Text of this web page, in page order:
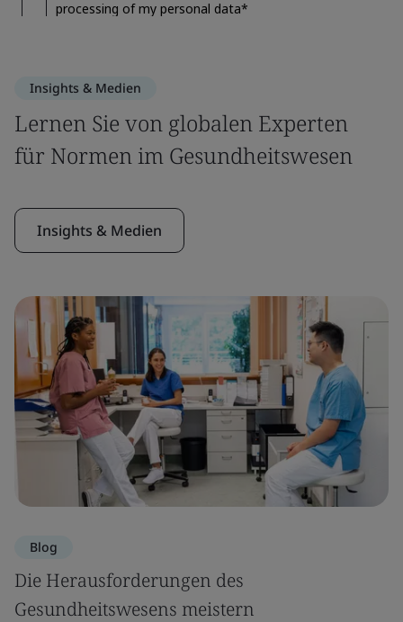
Insights & Medien
Lernen Sie von globalen Experten
für Normen im Gesundheitswesen
Insights & Medien
Blog
Die Herausforderungen des
Gesundheitswesens meistern